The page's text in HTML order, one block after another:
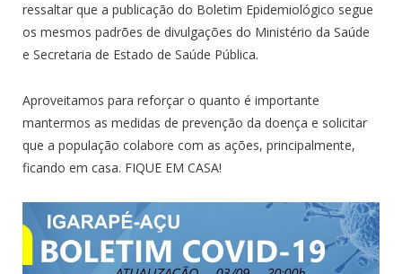
ressaltar que a publicação do Boletim Epidemiológico segue
os mesmos padrões de divulgações do Ministério da Saúde
e Secretaria de Estado de Saúde Pública.
Aproveitamos para reforçar o quanto é importante
mantermos as medidas de prevenção da doença e solicitar
que a população colabore com as ações, principalmente,
ficando em casa. FIQUE EM CASA!